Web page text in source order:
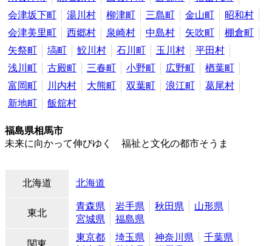
会津坂下町
湯川村 柳津町 三島町 金山町
昭和村
会津美里町
西郷村 泉崎村 中島村 矢吹町
棚倉町
矢祭町
塙町 鮫川村 石川町 玉川村
平田村
浅川町
古殿町 三春町 小野町 広野町
楢葉町
富岡町
川内村 大熊町 双葉町 浪江町
葛尾村
新地町
飯舘村
福島県相馬市
未来に向かって伸びゆく 福祉と文化の都市そうま
北海道 北海道
東北
青森県 岩手県 秋田県
山形県
宮城県
福島県
関東
東京都 埼玉県 神奈川県
千葉県